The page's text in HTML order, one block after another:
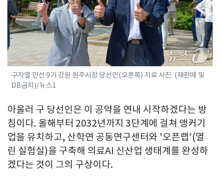
구자열 민선 9기 강원 원주시장 당선인(오른쪽) 자료 사진. (재판매 및
DB금지)/뉴스1
아울러 구 당선인은 이 공약을 연내 시작하겠다는 방
침이다. 올해부터 2032년까지 3단계에 걸쳐 앵커기
업을 유치하고, 산학연 공동연구센터와 '오픈랩'(열
린 실험실)을 구축해 의료AI 신산업 생태계를 완성하
겠다는 것이 그의 구상이다.